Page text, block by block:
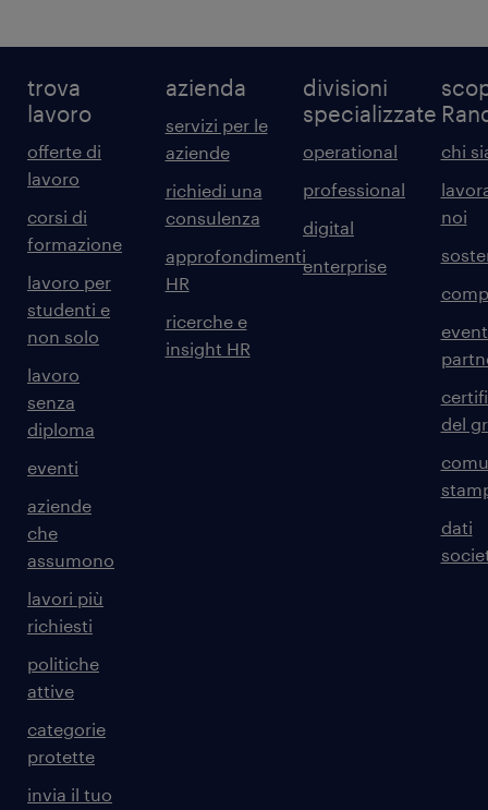
trova
lavoro
offerte di
lavoro
corsi di
formazione
lavoro per
studenti e
non solo
lavoro
senza
diploma
eventi
aziende
che
assumono
lavori più
richiesti
politiche
attive
categorie
protette
invia il tuo
azienda
servizi per le
aziende
richiedi una
consulenza
approfondimenti
HR
ricerche e
insight HR
divisioni
specializzate
operational
professional
digital
enterprise
chi
noi
del
dati